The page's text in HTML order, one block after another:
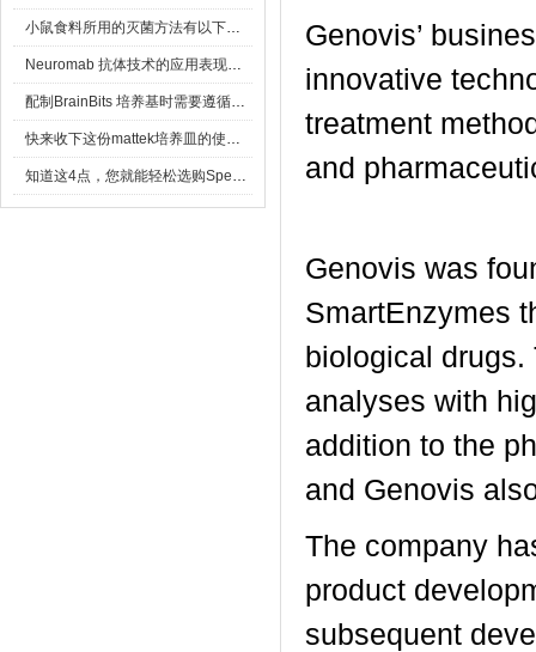
小鼠食料所用的灭菌方法有以下三种
Neuromab 抗体技术的应用表现在这几方面
配制BrainBits 培养基时需要遵循的原则
快来收下这份mattek培养皿的使用指南
知道这4点，您就能轻松选购Spectrum 膜
Genovis’
innovative
treatment
and
Genovis was
SmartEnzymes
biological drugs.
analyses with
addition to the
and Genovis
The company
product
subsequent